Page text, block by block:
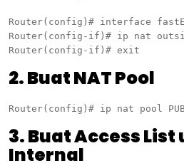
Router(config)# interface
Router(config-if)# ip nat
2. Buat NAT Pool
3. Buat Access
Internal